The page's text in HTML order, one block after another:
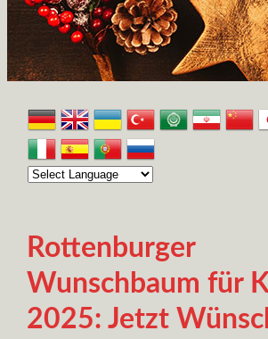
Rottenburger
Wunschbaum für
2025: Jetzt